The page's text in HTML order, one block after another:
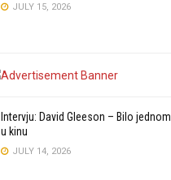
JULY 15, 2026
Intervju: David Gleeson – Bilo jednom
u kinu
JULY 14, 2026